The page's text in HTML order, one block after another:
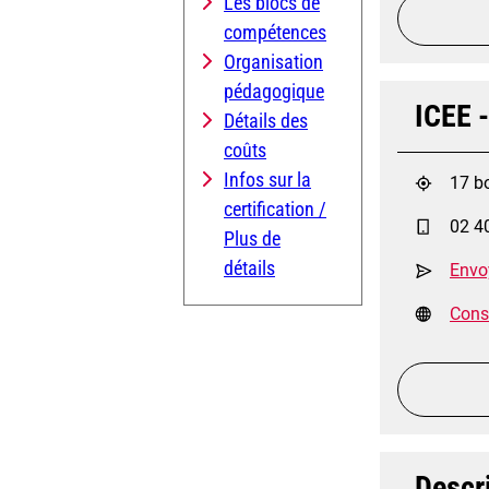
compétences
Organisation
pédagogique
Détails des
coûts
Infos sur la
certification /
Plus de
détails
ICEE
17
02